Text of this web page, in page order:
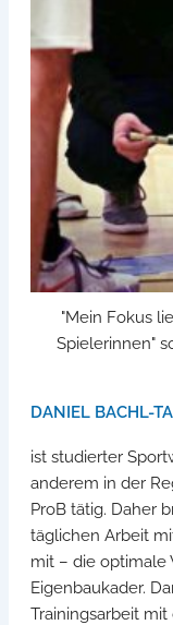
DANIEL BACHL-
ist studierter
anderem in der
ProB tätig. Daher
täglichen Arbeit
mit – die optimale
Eigenbaukader.
Trainingsarbeit
"Mein Fokus
Spielerinnen"